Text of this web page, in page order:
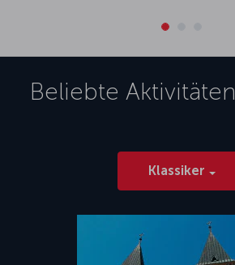
Beliebte Aktivitäten
Klassiker